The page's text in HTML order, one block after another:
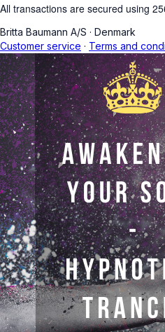
All transactions are secured using
Britta Baumann A/S · Denmark
Customer service · Terms and